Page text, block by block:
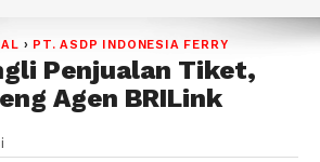
› PT. ASDP INDONESIA FERRY
Penjualan Tiket,
Agen BRILink